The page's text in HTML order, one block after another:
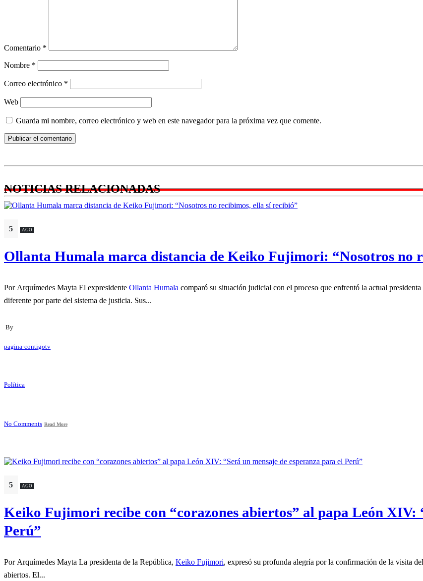
Comentario *
Nombre *
Correo electrónico *
Web
Guarda mi nombre, correo electrónico y web en este navegador para la próxima vez que comente.
NOTICIAS RELACIONADAS
5 AGO
Ollanta Humala marca distancia de Keiko Fujimori: “Nosotros no
Por Arquímedes Mayta El expresidente Ollanta Humala comparó su situación judicial con el proceso que enfrentó la actual presidenta
diferente por parte del sistema de justicia. Sus...
By
pagina-contigotv
Política
No Comments Read More
5 AGO
Keiko Fujimori recibe con “corazones abiertos” al papa León XIV:
Perú”
Por Arquímedes Mayta La presidenta de la República, Keiko Fujimori, expresó su profunda alegría por la confirmación de la visita del
abiertos. El...